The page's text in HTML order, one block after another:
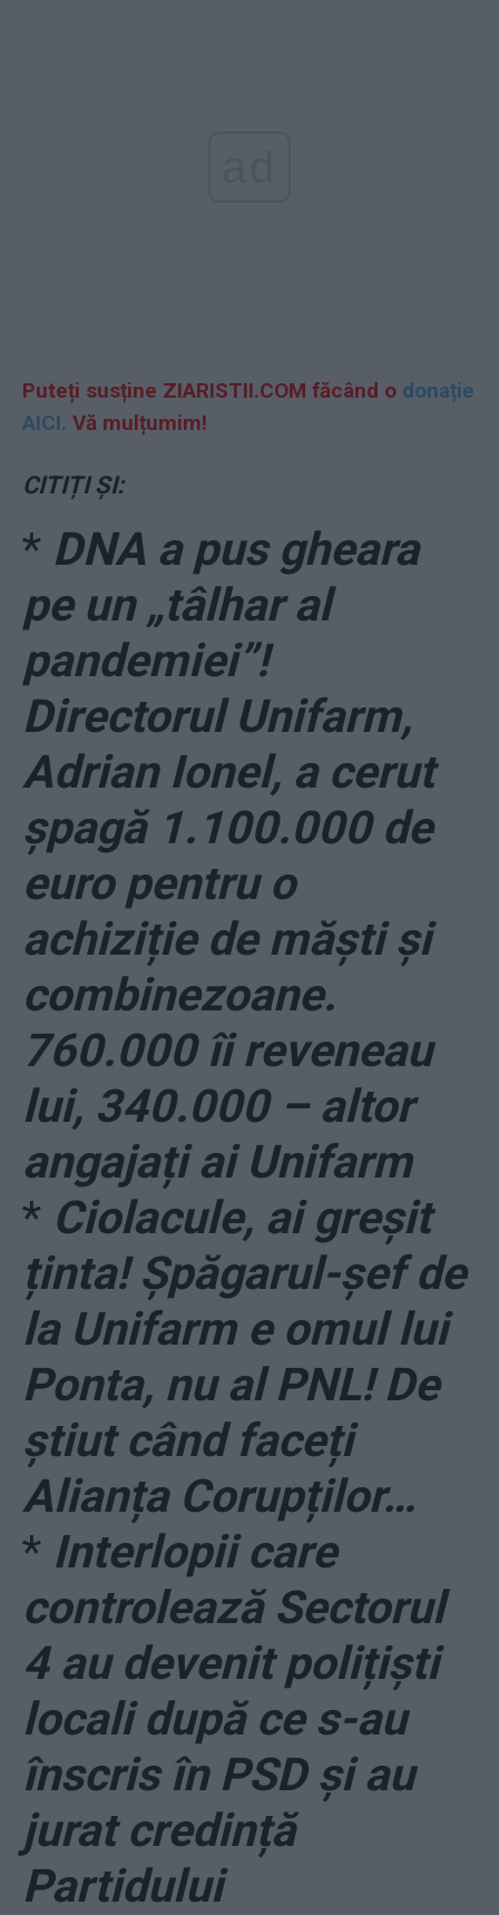
Puteți susține ZIARISTII.COM făcând o donație
AICI. Vă mulțumim!
CITIȚI ȘI:
* DNA a pus gheara
pe un „tâlhar al
pandemiei”!
Directorul Unifarm,
Adrian Ionel, a cerut
șpagă 1.100.000 de
euro pentru o
achiziție de măști și
combinezoane.
760.000 îi reveneau
lui, 340.000 – altor
angajați ai Unifarm
* Ciolacule, ai greșit
ținta! Șpăgarul-șef de
la Unifarm e omul lui
Ponta, nu al PNL! De
știut când faceți
Alianța Corupților…
* Interlopii care
controlează Sectorul
4 au devenit polițiști
locali după ce s-au
înscris în PSD și au
jurat credință
Partidului